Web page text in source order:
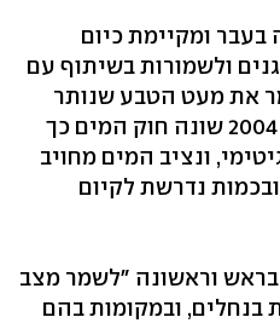
ומקיימת כיום
ולשמורות בשיתוף עם
את מעט הטבע שנותר
בבתי הגידול הלחים. בקיץ 2004 שונה חוק המים כך
ונציב המים מחויב
נדרשת לקיום
וראשונה "לשמר מצב
בנחלים, ובמקומות בהם